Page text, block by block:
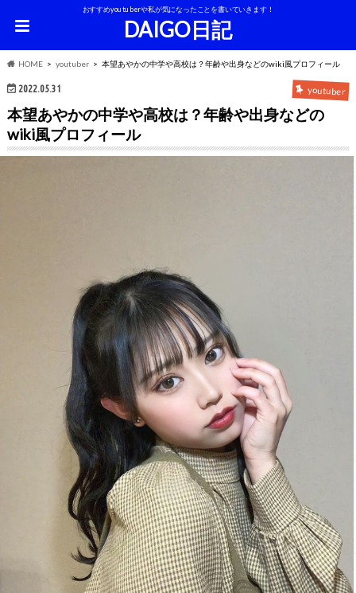
おすすめyoutuberや私が気になったことを書いていきます！
DAIGO日記
HOME youtuber 本望あやかの中学や高校は？年齢や出身などのwiki風プロフィール
2022.05.31 youtuber
本望あやかの中学や高校は？年齢や出身などの
wiki風プロフィール